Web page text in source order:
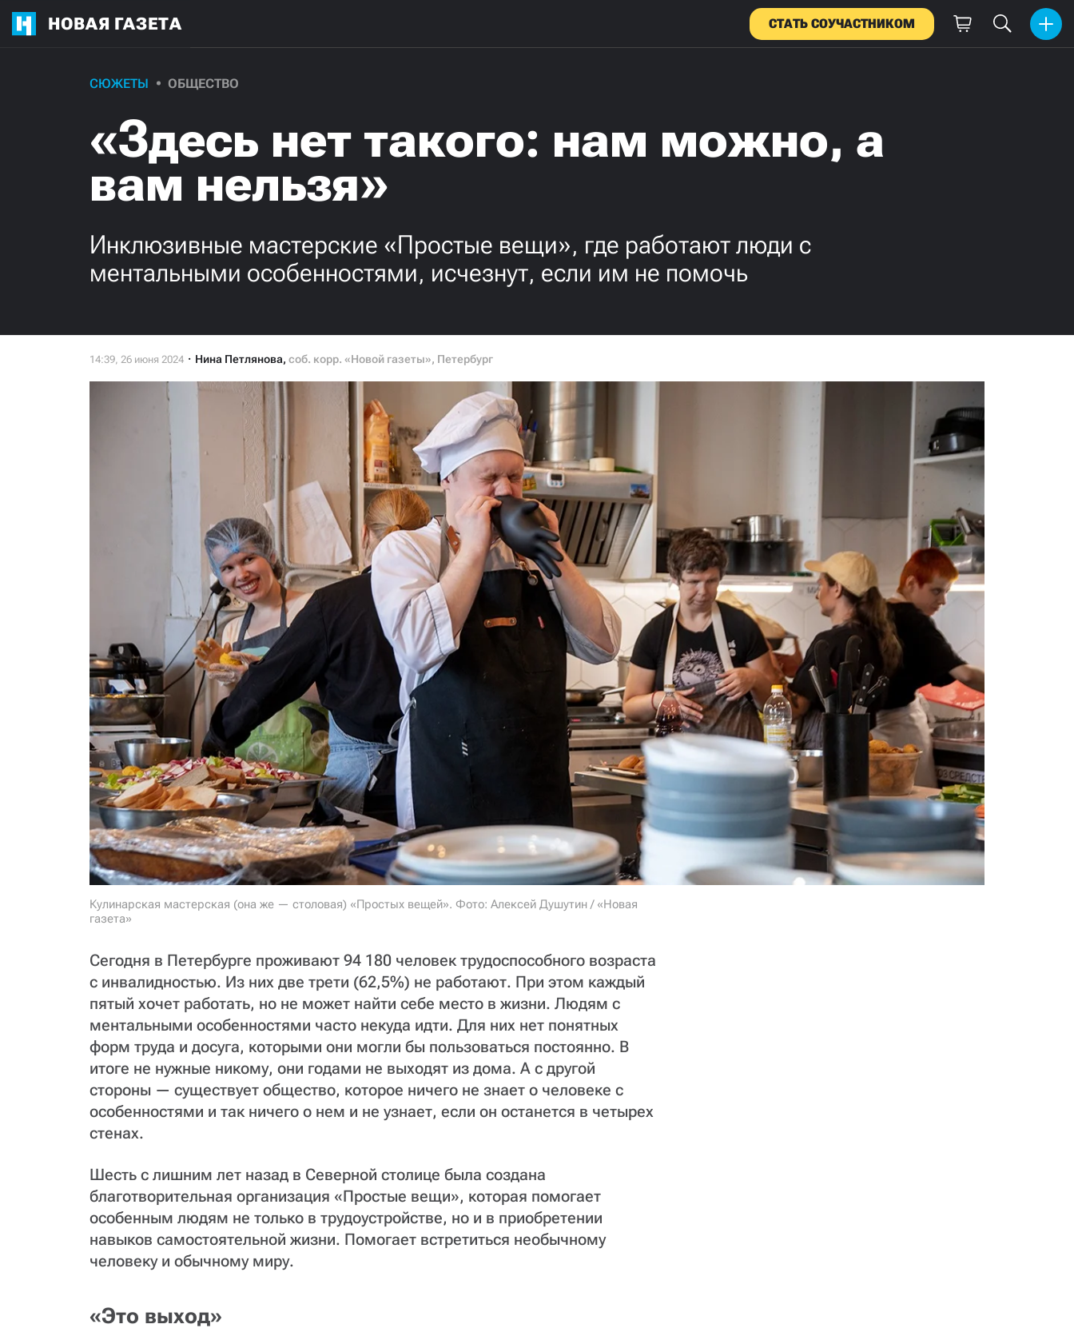
НОВАЯ ГАЗЕТА СТАТЬ СОУЧАСТНИКОМ
СЮЖЕТЫ ОБЩЕСТВО
«Здесь нет такого: нам можно, а
вам нельзя»
Инклюзивные мастерские «Простые вещи», где работают люди с
ментальными особенностями, исчезнут, если им не помочь
Нина Петлянова, соб. корр. «Новой газеты», Петербург
Кулинарская мастерская (она же — столовая) «Простых вещей». Фото: Алексей Душутин / «Новая
газета»
Сегодня в Петербурге проживают 94 180 человек трудоспособного возраста
с инвалидностью. Из них две трети (62,5%) не работают. При этом каждый
пятый хочет работать, но не может найти себе место в жизни. Людям с
ментальными особенностями часто некуда идти. Для них нет понятных
форм труда и досуга, которыми они могли бы пользоваться постоянно. В
итоге не нужные никому, они годами не выходят из дома. А с другой
стороны — существует общество, которое ничего не знает о человеке с
особенностями и так ничего о нем и не узнает, если он останется в четырех
стенах.
Шесть с лишним лет назад в Северной столице была создана
благотворительная организация «Простые вещи», которая помогает
особенным людям не только в трудоустройстве, но и в приобретении
навыков самостоятельной жизни. Помогает встретиться необычному
человеку и обычному миру.
«Это выход»